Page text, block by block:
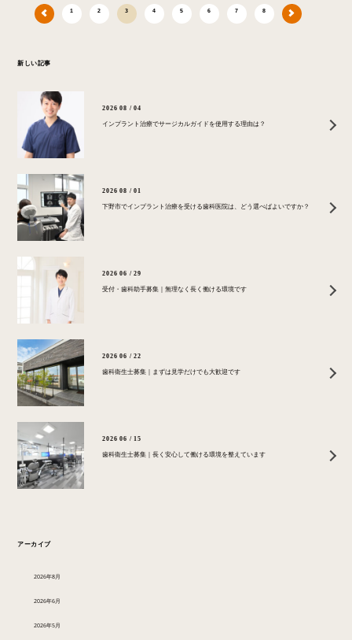
1 2 3 4 5 6 7 8
新しい記事
2026 08 / 04
インプラント治療でサージカルガイドを使用する理由は？
2026 08 / 01
下野市でインプラント治療を受ける歯科医院は、どう選べばよいですか？
2026 06 / 29
受付・歯科助手募集｜無理なく長く働ける環境です
2026 06 / 22
歯科衛生士募集｜まずは見学だけでも大歓迎です
2026 06 / 15
歯科衛生士募集｜長く安心して働ける環境を整えています
アーカイブ
2026年8月
2026年6月
2026年5月